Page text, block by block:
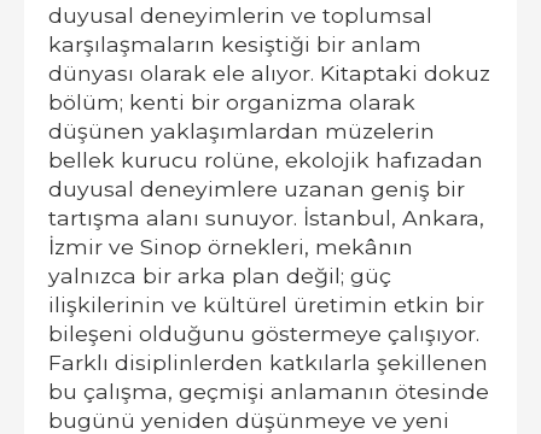
duyusal deneyimlerin ve toplumsal
karşılaşmaların kesiştiği bir anlam
dünyası olarak ele alıyor. Kitaptaki dokuz
bölüm; kenti bir organizma olarak
düşünen yaklaşımlardan müzelerin
bellek kurucu rolüne, ekolojik hafızadan
duyusal deneyimlere uzanan geniş bir
tartışma alanı sunuyor. İstanbul, Ankara,
İzmir ve Sinop örnekleri, mekânın
yalnızca bir arka plan değil; güç
ilişkilerinin ve kültürel üretimin etkin bir
bileşeni olduğunu göstermeye çalışıyor.
Farklı disiplinlerden katkılarla şekillenen
bu çalışma, geçmişi anlamanın ötesinde
bugünü yeniden düşünmeye ve yeni